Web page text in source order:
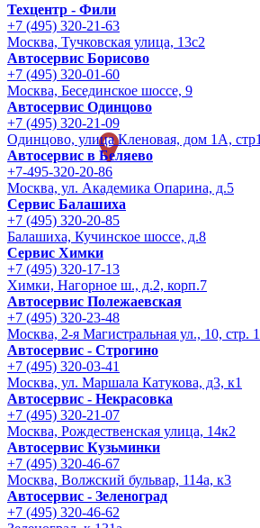
Техцентр - Фили
+7 (495) 320-21-63
Москва, Тучковская улица, 13с2
Автосервис Борисово
+7 (495) 320-01-60
Москва, Бесединское шоссе, 9
Автосервис Одинцово
+7 (495) 320-21-09
Одинцово, улица Кленовая, дом 1А, стр1
Автосервис в Беляево
+7-495-320-20-86
Москва, ул. Академика Опарина, д.5
Сервис Балашиха
+7 (495) 320-20-85
Балашиха, Кучинское шоссе, д.8
Сервис Химки
+7 (495) 320-17-13
Химки, Нагорное ш., д.2, корп.7
Автосервис Полежаевская
+7 (495) 320-23-48
Москва, 2-я Магистральная ул., 10, стр. 1
Автосервис - Строгино
+7 (495) 320-03-41
Москва, ул. Маршала Катукова, д3, к1
Автосервис - Некрасовка
+7 (495) 320-21-07
Москва, Рождественская улица, 14к2
Автосервис Кузьминки
+7 (495) 320-46-67
Москва, Волжский бульвар, 114а, к3
Автосервис - Зеленоград
+7 (495) 320-46-62